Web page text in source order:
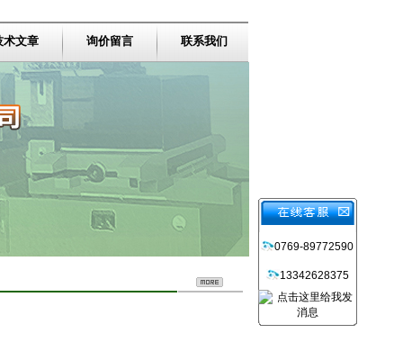
术文章 询价留言 联系我们
0769-89772590
13342628375